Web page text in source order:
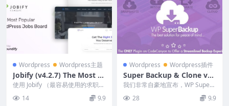
Wordpress Wordpress主题
Jobify (v4.2.7) The Most P
opular WordPress Job Boa
使用 Jobify （最容易使用的求职板
主题）创建职位列表网站从未如此
简单。创建...
14 9.9
Wordpress Wordpress插件
Super Backup & Clone v2.
4 Migrate for WordPress
我们非常自豪地宣布，WP SuperB
ackup 可以让您做到这一点！ 在
您的网...
28 9.9